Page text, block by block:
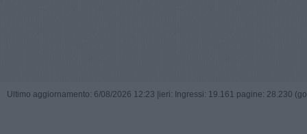
Ultimo aggiornamento: 6/08/2026 12:23 | ieri: Ingressi: 19.161 pagine: 28.230